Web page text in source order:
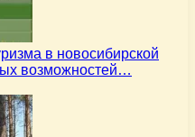
в новосибирской
возможностей…